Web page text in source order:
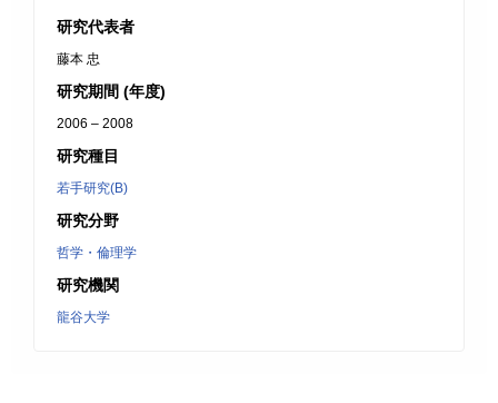
研究代表者
藤本 忠
研究期間 (年度)
2006 – 2008
研究種目
若手研究(B)
研究分野
哲学・倫理学
研究機関
龍谷大学